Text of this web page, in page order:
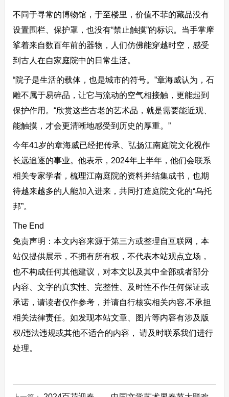
不同于寻常的博物馆，于至楼里，价值不菲的藏品没有
设置围栏、保护罩，也没有“禁止触摸”的标识。当手掌摩
挲着来自数百年前的器物，人们仿佛能穿越时空，感受
到古人在自家庭院中的日常生活。
“院子是生活的载体，也是城市的符号。”章海威认为，石
雕不属于易碎品，让它与流动的空气相接触，更能起到
保护作用。“欣赏这些古老的艺术品，就是需要能近观、
能触摸，才会更清晰地感受到历史的厚重。”
今年41岁的章海威已经把传承、弘扬江南庭院文化视作
长远追逐的事业。他表示，2024年上半年，他们会联系
相关专家学者，梳理江南庭院的资料并结集成书，也期
待越来越多的人能加入进来，共同打造庭院文化的“乌托
邦”。
The End
免责声明：本文内容来源于第三方或整理自互联网，本
站仅提供展示，不拥有所有权，不代表本站观点立场，
也不构成任何其他建议，对本文以及其中全部或者部分
内容、文字的真实性、完整性、及时性不作任何保证或
承诺，请读者仅作参考，并请自行核实相关内容,不承担
相关法律责任。如发现本站文章、图片等内容有涉及版
权/违法违规或其他不适合的内容， 请及时联系我们进行
处理。